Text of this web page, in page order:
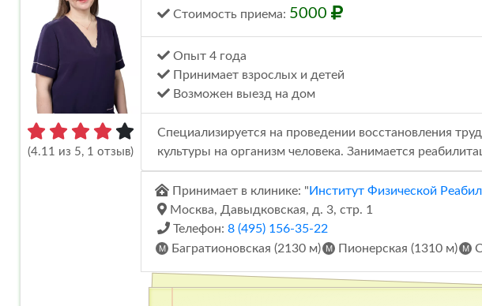
(4.11 из 5, 1 отзыв)
Стоимость приема: 5000
Опыт 4 года
Принимает взрослых и детей
Возможен выезд на дом
Специализируется на проведении восстановления
культуры на организм человека. Занимается
Принимает в клинике: " Институт Физической
Москва, Давыдковская, д. 3, стр. 1
Телефон: 8 (495) 156-35-22
Багратионовская (2130 м)
Пионерская (1310 м)